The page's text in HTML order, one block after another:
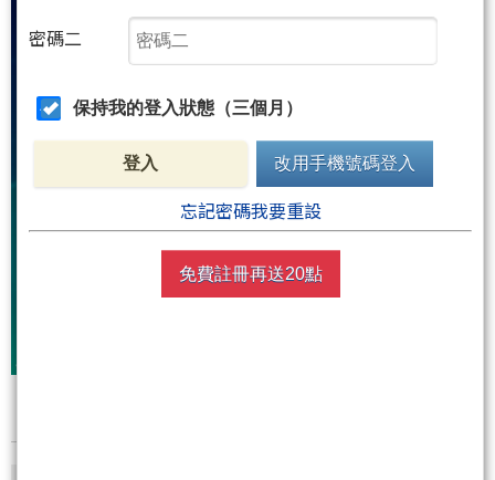
密碼二
保持我的登入狀態（三個月）
登入 改用手機號碼登入
忘記密碼我要重設
免費註冊再送20點